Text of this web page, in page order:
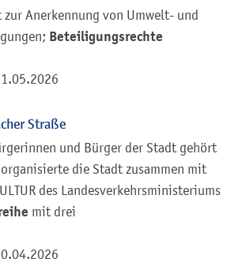
Anerkennung von Umwelt- und
Beteiligungsrechte
Straße
und Bürger der Stadt gehört
die Stadt zusammen mit
des Landesverkehrsministeriums
mit drei